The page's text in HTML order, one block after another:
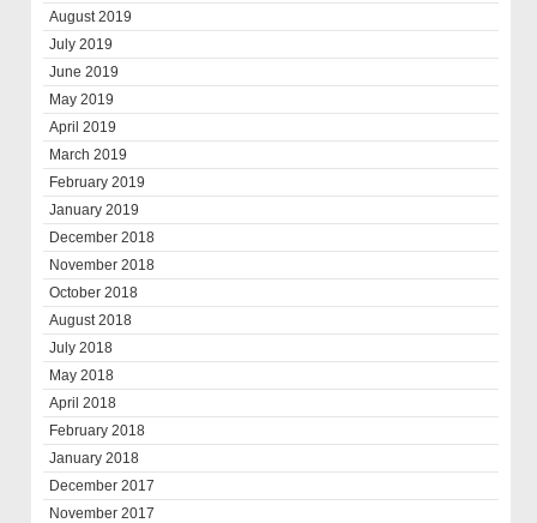
August 2019
July 2019
June 2019
May 2019
April 2019
March 2019
February 2019
January 2019
December 2018
November 2018
October 2018
August 2018
July 2018
May 2018
April 2018
February 2018
January 2018
December 2017
November 2017